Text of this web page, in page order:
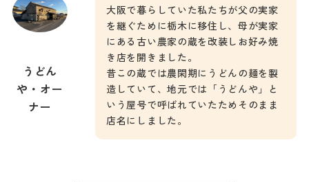
うどん
や・オー
ナー
大阪で暮らしていた私たちが父の実家
を継ぐために栃木に移住し、母が実家
にある古い農家の蔵を改装しお好み焼
き店を開きました。
昔この蔵では農閑期にうどんの麺を製
造していて、地元では「うどんや」と
いう屋号で呼ばれていたためそのまま
店名にしました。